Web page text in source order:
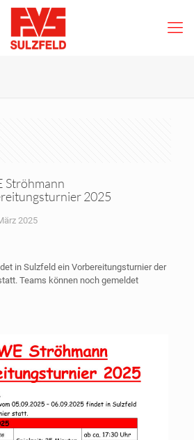
Ströhmann
2025
2025
in Sulzfeld ein Vorbereitungsturnier der
Teams können noch gemeldet